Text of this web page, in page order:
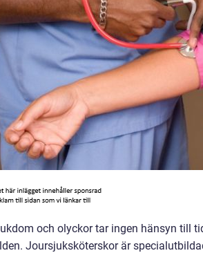
och olyckor tar ingen hänsyn till
Joursjuksköterskor är